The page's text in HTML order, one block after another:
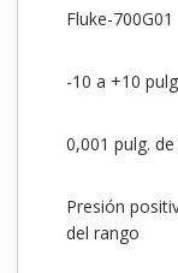
Fluke-700G01
-10 a +10
0,001 pulg. de
Presión
del rango